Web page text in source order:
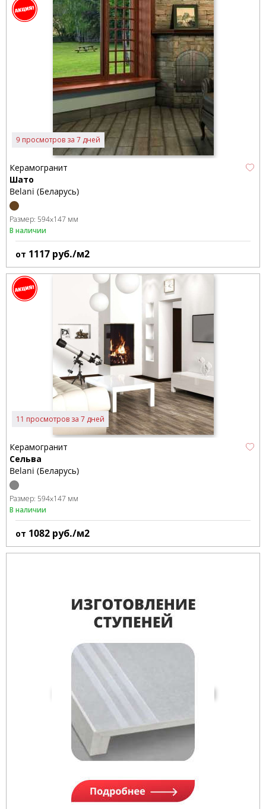
9 просмотров за 7 дней
Керамогранит
Шато
Belani (Беларусь)
Размер: 594x147 мм
В наличии
от 1117 руб./м2
11 просмотров за 7 дней
Керамогранит
Сельва
Belani (Беларусь)
Размер: 594x147 мм
В наличии
от 1082 руб./м2